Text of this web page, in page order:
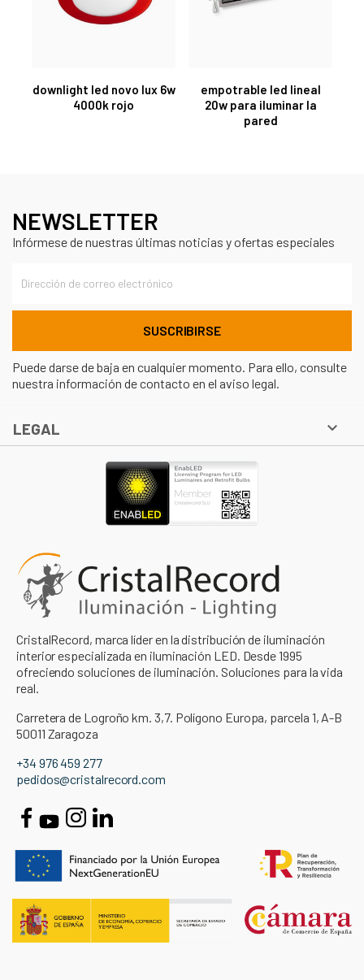
downlight led novo lux 6w
4000k rojo
empotrable led lineal
20w para iluminar la
pared
NEWSLETTER
Infórmese de nuestras últimas noticias y ofertas especiales
Puede darse de baja en cualquier momento. Para ello, consulte
nuestra información de contacto en el aviso legal.
LEGAL 
CristalRecord, marca líder en la distribución de iluminación
interior especializada en iluminación LED. Desde 1995
ofreciendo soluciones de iluminación. Soluciones para la vida
real.
Carretera de Logroño km. 3,7. Polígono Europa, parcela 1, A-B
50011 Zaragoza
+34 976 459 277
pedidos@cristalrecord.com